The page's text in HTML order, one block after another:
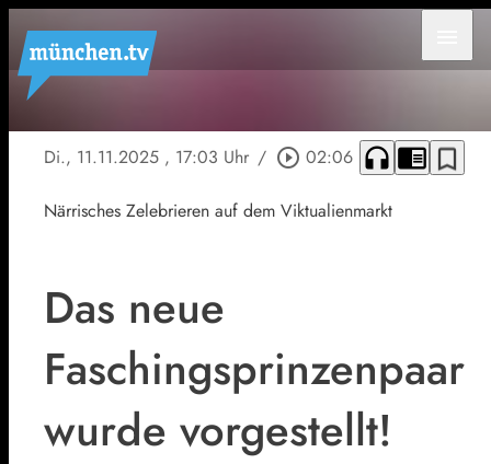
Di., 11.11.2025 , 17:03 Uhr / play_circle_outline 02:06 headphones chrome_reader_mode bookmark_border
Närrisches Zelebrieren auf dem Viktualienmarkt
Das neue
Faschingsprinzenpaar
wurde vorgestellt!